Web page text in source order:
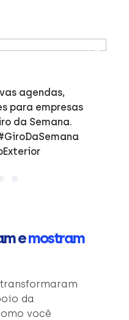
agendas,
para empresas
da Semana.
emostram
da
você